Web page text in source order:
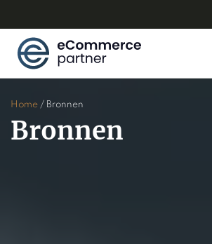
Home / Bronnen
Bronnen